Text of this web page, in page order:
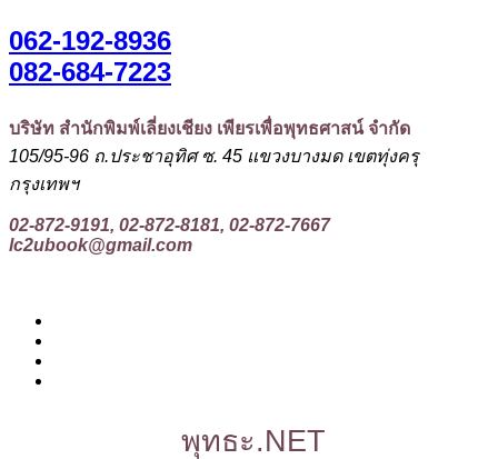
062-192-8936
082-684-7223
บริษัท สำนักพิมพ์เลี่ยงเชียง เพียรเพื่อพุทธศาสน์ จำกัด
105/95-96 ถ.ประชาอุทิศ ซ. 45 แขวงบางมด เขตทุ่งครุ
กรุงเทพฯ
02-872-9191, 02-872-8181, 02-872-7667
lc2ubook@gmail.com
พุทธะ.NET